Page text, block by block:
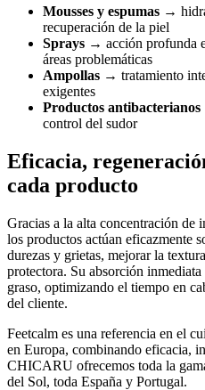
Mousses y espumas →
recuperación de la piel
Sprays → acción profunda
áreas problemáticas
Ampollas → tratamiento
exigentes
Productos antibacterianos
control del sudor
Eficacia,
cada producto
Gracias a la alta concentración de
los productos actúan eficazmente
durezas y grietas, mejorar la
protectora. Su absorción
graso, optimizando el tiempo en
del cliente.
Feetcalm es una referencia en el
en Europa, combinando eficacia,
CHICARU ofrecemos toda la
del Sol, toda España y Portugal.